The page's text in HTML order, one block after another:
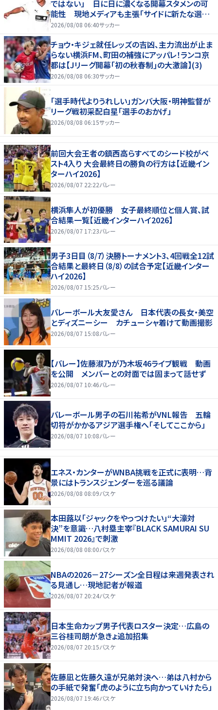
ではない」 日に日に濃くなる開幕スタメンの可
能性 現地メディアも主張「サイドに新たな選択
肢を提供する」
2026/08/08 06:40サッカー
チョウ・キジェ就任レッズの吉凶、主力流出が止ま
らない横浜FM、町田の補強にアッパレ！ランコ京
都は【Jリーグ開幕｢初の秋春制｣の大激論】(3)
2026/08/08 06:30サッカー
「選手時代よりうれしい」ガンバ大阪・明神監督が
リーグ戦初采配白星「選手のおかげ」
2026/08/08 06:15サッカー
前回大会王者の鎮西高らすべてのシード校がベ
スト4入り 大会最終日の勝負の行方は【近畿イン
ターハイ2026】
2026/08/07 22:22バレー
横浜隼人が初優勝 女子最終順位と個人賞、試
合結果一覧【近畿インターハイ2026】
2026/08/07 17:23バレー
男子3日目（8/7）決勝トーナメント3、4回戦全12試
合結果と最終日（8/8）の試合予定【近畿インター
ハイ2026】
2026/08/07 15:25バレー
バレーボール大友愛さん 日本代表の長女・美空
とディズニーシー カチューシャ着けて動画撮影
2026/08/07 15:08バレー
【バレー】佐藤淑乃が乃木坂46ライブ観戦 動画
を公開 メンバーとの対面では固まって話せず
2026/08/07 10:46バレー
バレーボール男子の石川祐希がVNL報告 五輪
切符がかかるアジア選手権へ「そしてここから」
2026/08/07 10:08バレー
エネス・カンターがWNBA挑戦を正式に表明…背
景にはトランスジェンダーを巡る議論
2026/08/08 08:09バスケ
本田蕗以「ジャックをやっつけたい」“大濠対
決”を意識…八村塁主宰『BLACK SAMURAI SU
MMIT 2026』で刺激
2026/08/08 08:00バスケ
NBAの2026－27シーズン全日程は来週発表され
る見通し…現地記者が報道
2026/08/07 20:24バスケ
日本生命カップ男子代表ロスター決定…広島の
三谷桂司朗が急きょ追加招集
2026/08/07 20:15バスケ
佐藤凪と佐藤久遠が兄弟対決へ…弟は八村から
の手紙で発奮「虎のように立ち向かっていけたら」
2026/08/07 19:46バスケ